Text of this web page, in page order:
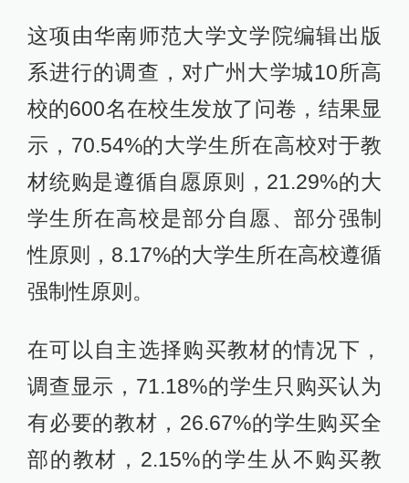
这项由华南师范大学文学院编辑出版
系进行的调查，对广州大学城10所高
校的600名在校生发放了问卷，结果显
示，70.54%的大学生所在高校对于教
材统购是遵循自愿原则，21.29%的大
学生所在高校是部分自愿、部分强制
性原则，8.17%的大学生所在高校遵循
强制性原则。
在可以自主选择购买教材的情况下，
调查显示，71.18%的学生只购买认为
有必要的教材，26.67%的学生购买全
部的教材，2.15%的学生从不购买教